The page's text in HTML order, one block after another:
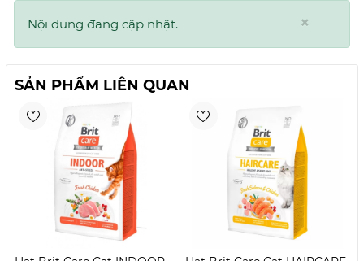
×
Nội dung đang cập nhật.
SẢN PHẨM LIÊN QUAN